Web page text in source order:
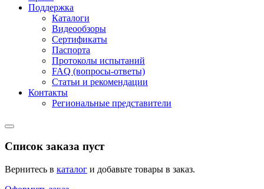
Поддержка
Каталоги
Видеообзоры
Сертификаты
Паспорта
Протоколы испытаний
FAQ (вопросы-ответы)
Статьи и рекомендации
Контакты
Региональные представители
Список заказа пуст
Вернитесь в каталог и добавьте товары в заказ.